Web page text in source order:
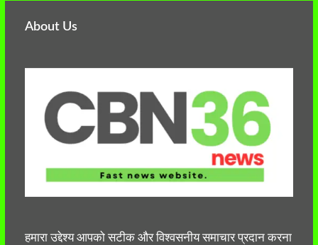
About Us
हमारा उद्देश्य आपको सटीक और विश्वसनीय समाचार प्रदान करना